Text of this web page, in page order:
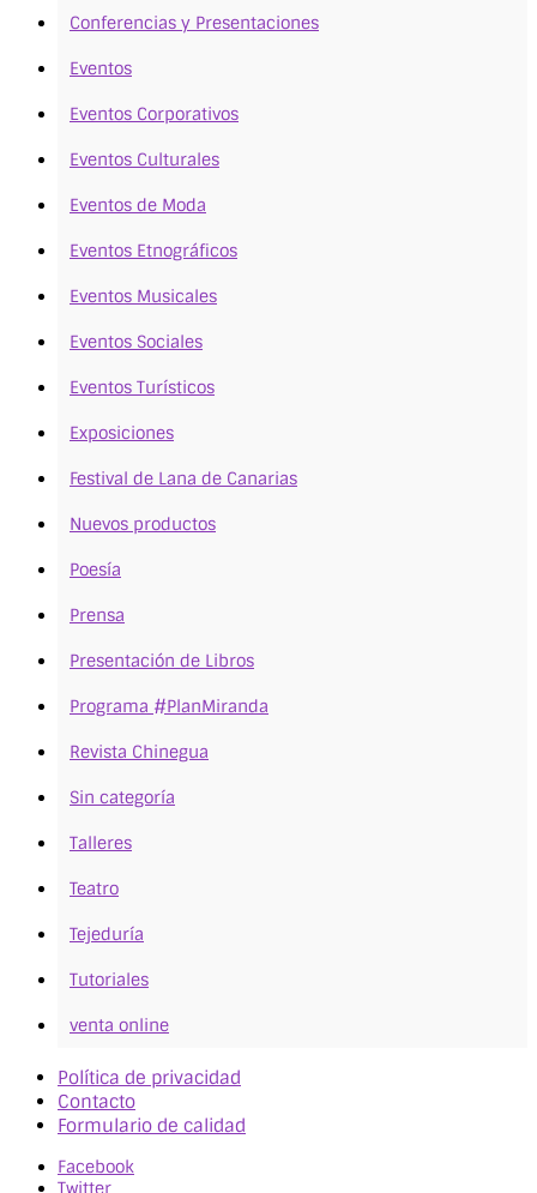
Conferencias y Presentaciones
Eventos
Eventos Corporativos
Eventos Culturales
Eventos de Moda
Eventos Etnográficos
Eventos Musicales
Eventos Sociales
Eventos Turísticos
Exposiciones
Festival de Lana de Canarias
Nuevos productos
Poesía
Prensa
Presentación de Libros
Programa #PlanMiranda
Revista Chinegua
Sin categoría
Talleres
Teatro
Tejeduría
Tutoriales
venta online
Política de privacidad
Contacto
Formulario de calidad
Facebook
Twitter